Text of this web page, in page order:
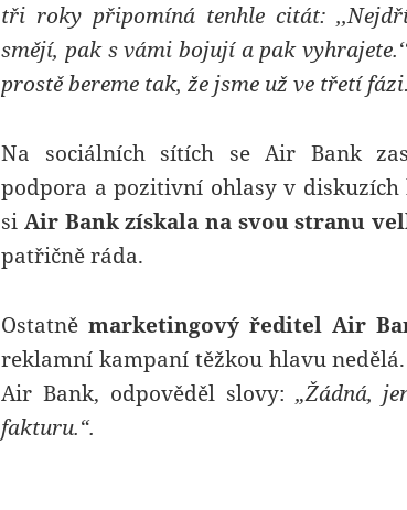
tři roky připomíná tenhle citát:
smějí, pak s vámi bojují a pak
prostě bereme tak, že jsme už ve třetí
Na sociálních sítích se Air Bank
podpora a pozitivní ohlasy v
siAir Bank získala na svou stranu
patřičně ráda.
Ostatněmarketingový ředitel Air
reklamní kampaní těžkou hlavu
Air Bank, odpověděl slovy: „Žádná,
fakturu.“.